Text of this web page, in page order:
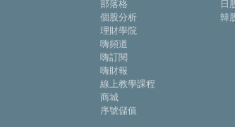
部落格
個股分析
理財學院
嗨頻道
嗨訂閱
嗨財報
線上教學課程
商城
序號儲值
日
韓